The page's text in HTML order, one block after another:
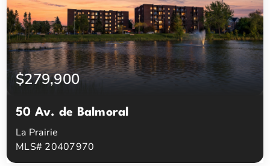
$279,900
50 Av. de Balmoral
La Prairie
MLS# 20407970